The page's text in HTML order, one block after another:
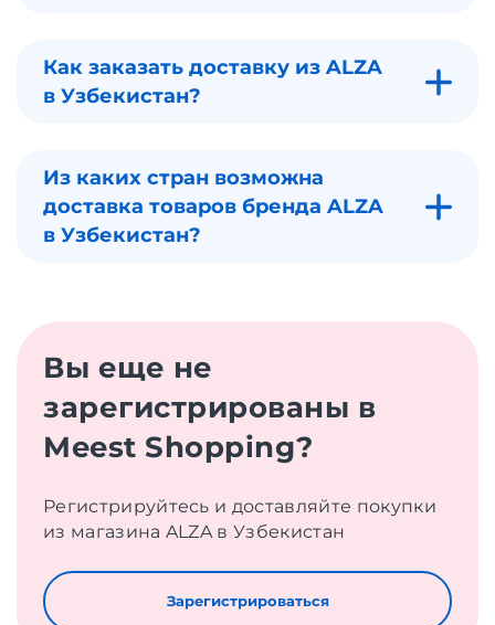
Как заказать доставку из ALZA
в Узбекистан?
Из каких стран возможна
доставка товаров бренда ALZA
в Узбекистан?
Вы еще не
зарегистрированы в
Meest Shopping?
Регистрируйтесь и доставляйте покупки
из магазина ALZA в Узбекистан
Зарегистрироваться